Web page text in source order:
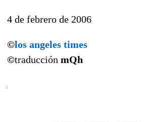
4 de febrero de 2006
©los angeles times
©traducción mQh